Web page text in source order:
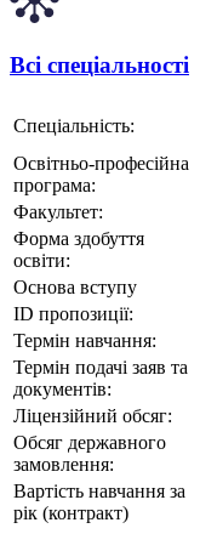
Всі спеціальності
Спеціальність:
Освітньо-професійна
програма:
Факультет:
Форма здобуття
освіти:
Основа вступу
ID пропозиції:
Термін навчання:
Термін подачі заяв та
документів:
Ліцензійний обсяг:
Обсяг державного
замовлення:
Вартість навчання за
рік (контракт)